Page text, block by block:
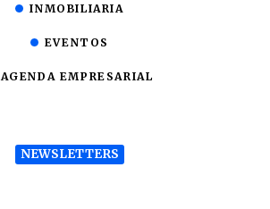
INMOBILIARIA
EVENTOS
AGENDA EMPRESARIAL
NEWSLETTERS